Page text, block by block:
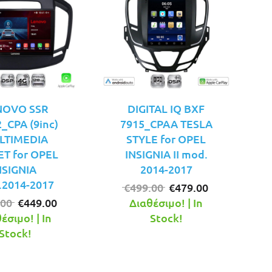
SSR
(9inc)
for OPEL
2017
Original
price
was:
€449.00
| In
DIGITAL IQ BXF
7915_CPAA TESLA
STYLE for OPEL
INSIGNIA II mod.
2014-2017
€499.00 Original
price
was:
€479.00
Διαθέσιμο! | In
Stock!